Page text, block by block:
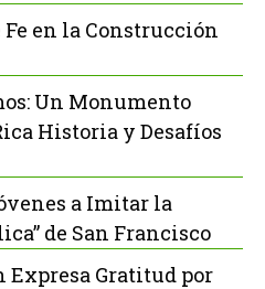
en la Construcción
Un Monumento
Historia y Desafíos
a Imitar la
de San Francisco
Expresa Gratitud por